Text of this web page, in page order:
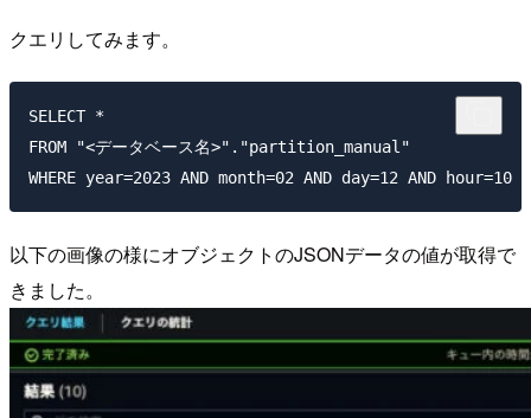
クエリしてみます。
SELECT *
FROM "<データベース名>"."partition_manual"
以下の画像の様にオブジェクトのJSONデータの値が取得で
きました。